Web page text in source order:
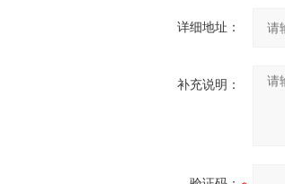
详细地址：
补充说明：